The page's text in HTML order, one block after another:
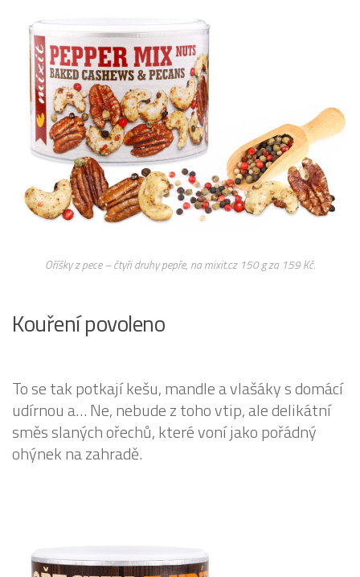
Oříšky z pece – čtyři druhy pepře, na mixit.cz 150 g za 159 Kč.
Kouření povoleno
To se tak potkají kešu, mandle a vlašáky s domácí
udírnou a… Ne, nebude z toho vtip, ale delikátní
směs slaných ořechů, které voní jako pořádný
ohýnek na zahradě.